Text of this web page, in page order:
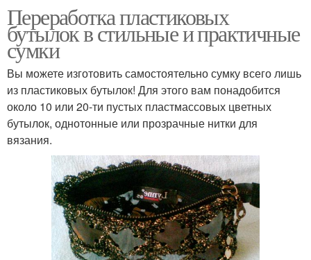
Переработка пластиковых
бутылок в стильные и практичные
сумки
Вы можете изготовить самостоятельно сумку всего лишь
из пластиковых бутылок! Для этого вам понадобится
около 10 или 20-ти пустых пластмассовых цветных
бутылок, однотонные или прозрачные нитки для
вязания.